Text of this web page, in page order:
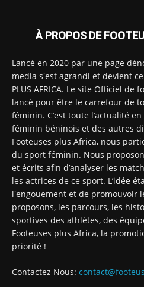
À PROPOS DE
Lancé en 2020 par une page
media s'est agrandi et devient ce
PLUS AFRICA. Le site Officiel de
lancé pour être le carrefour de
féminin. C’est toute l’actualité
féminin béninois et des autres
Footeuses plus Africa, nous
du sport féminin. Nous
et écrits afin d’analyser les
les actrices de ce sport. L’idée
l'engouement et de promouvoir
proposons, les parcours, les
sportives des athlètes, des
Footeuses plus Africa, la
priorité !
Contactez Nous: